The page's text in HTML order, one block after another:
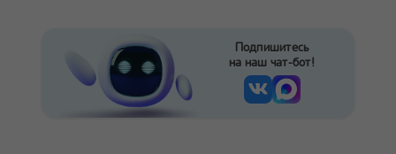
Подпишитесь
на наш чат-бот!